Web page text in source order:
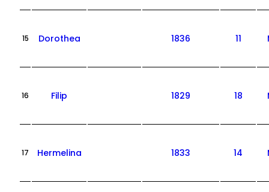
15 Dorothea 1836 11
16 Filip 1829 18
17 Hermelina 1833 14